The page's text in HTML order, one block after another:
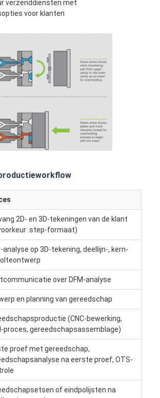
het Vormen Dienst
Geschotene Injectie Vormen
het vormen
verzenddiensten met
voor klanten
2D- en 3D-tekeningen van de klant
.step-formaat)
analyse op 3D-tekening, deellijn-, kern-
over DFM-analyse
en planning van gereedschap
(CNC-bewerking,
proces, gereedschapsassemblage)
proef met gereedschap,
na eerste proef, OTS-
of eindpolijsten na